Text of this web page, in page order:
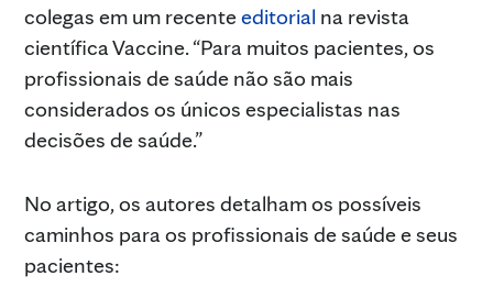
colegas em um recenteeditorial na revista
científica Vaccine. “Para muitos pacientes, os
profissionais de saúde não são mais
considerados os únicos especialistas nas
decisões de saúde.”
No artigo, os autores detalham os possíveis
caminhos para os profissionais de saúde e seus
pacientes: